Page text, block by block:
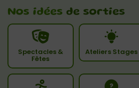
Nos idées de sorties
Spectacles &
Fêtes
Ateliers Stages